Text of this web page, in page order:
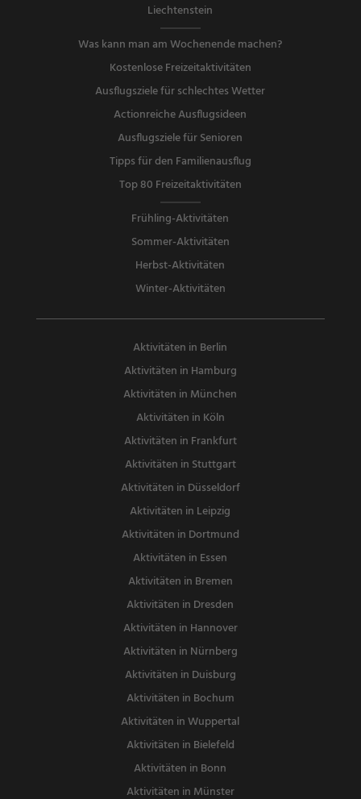
Liechtenstein
Was kann man am Wochenende machen?
Kostenlose Freizeitaktivitäten
Ausflugsziele für schlechtes Wetter
Actionreiche Ausflugsideen
Ausflugsziele für Senioren
Tipps für den Familienausflug
Top 80 Freizeitaktivitäten
Frühling-Aktivitäten
Sommer-Aktivitäten
Herbst-Aktivitäten
Winter-Aktivitäten
Aktivitäten in Berlin
Aktivitäten in Hamburg
Aktivitäten in München
Aktivitäten in Köln
Aktivitäten in Frankfurt
Aktivitäten in Stuttgart
Aktivitäten in Düsseldorf
Aktivitäten in Leipzig
Aktivitäten in Dortmund
Aktivitäten in Essen
Aktivitäten in Bremen
Aktivitäten in Dresden
Aktivitäten in Hannover
Aktivitäten in Nürnberg
Aktivitäten in Duisburg
Aktivitäten in Bochum
Aktivitäten in Wuppertal
Aktivitäten in Bielefeld
Aktivitäten in Bonn
Aktivitäten in Münster